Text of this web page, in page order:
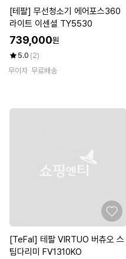
[테팔] 무선청소기 에어포스360
라이트 이센셜 TY5530
739,000원
5.0 (2)
무이자 무료배송
[TeFal] 테팔 VIRTUO 버츄오 스
팀다리미 FV1310KO